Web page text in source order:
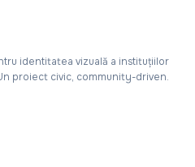
identitatea vizuală a instituțiilor
proiect civic, community-driven.